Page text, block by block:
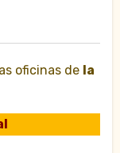
oficinas de la